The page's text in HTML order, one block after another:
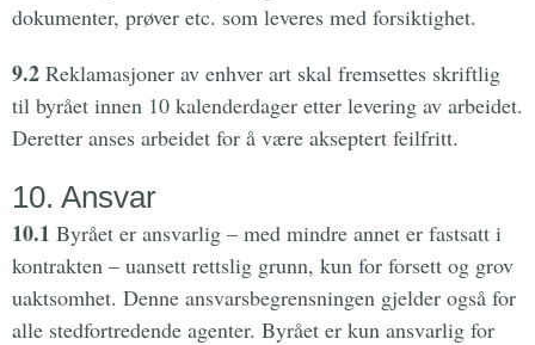
dokumenter, prøver etc. som leveres med forsiktighet.
9.2 Reklamasjoner av enhver art skal fremsettes skriftlig
til byrået innen 10 kalenderdager etter levering av arbeidet.
Deretter anses arbeidet for å være akseptert feilfritt.
10. Ansvar
10.1 Byrået er ansvarlig – med mindre annet er fastsatt i
kontrakten – uansett rettslig grunn, kun for forsett og grov
uaktsomhet. Denne ansvarsbegrensningen gjelder også for
alle stedfortredende agenter. Byrået er kun ansvarlig for